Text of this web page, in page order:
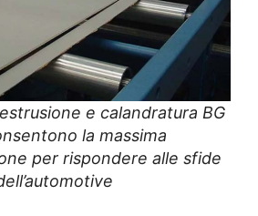
e calandratura BG
la massima
per rispondere alle sfide